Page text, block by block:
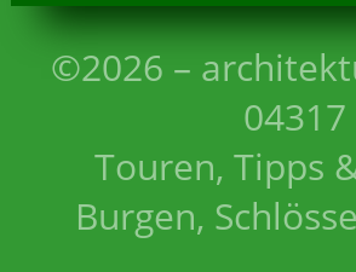
©2026 –
Touren, Tipps
Burgen,